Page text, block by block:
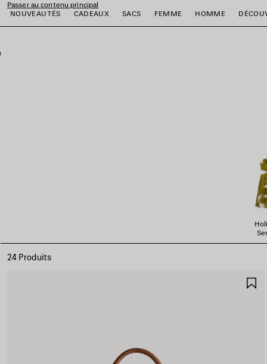
Passer au contenu principal
NOUVEAUTÉS
CADEAUX SACS FEMME HOMME
24 Produits